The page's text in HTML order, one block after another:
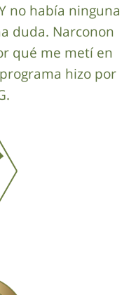
no había ninguna
duda. Narconon
qué me metí en
hizo por